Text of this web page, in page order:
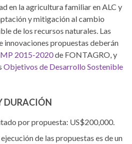
en la agricultura familiar en ALC y
y mitigación al cambio
de los recursos naturales. Las
innovaciones propuestas deberán
2015-2020de FONTAGRO, y
Objetivos de Desarrollo Sostenible
DURACIÓN
por propuesta: US$200,000.
de las propuestas es de un